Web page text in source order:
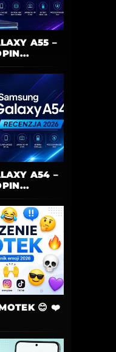
A55 –
A54 –
😊 ❤️